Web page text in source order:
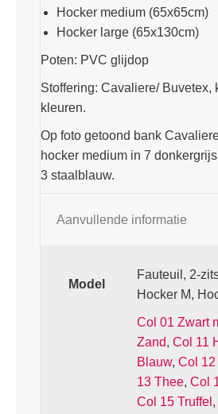
Hocker medium (65x65cm)
Hocker large (65x130cm)
Poten: PVC glijdop
Stoffering: Cavaliere/ Buvetex,
kleuren.
Op foto getoond bank
hocker medium in 7
3 staalblauw.
Aanvullende informatie
Model
Fauteuil, 2-
Hocker M,
Col 01 Zwart
Zand, Col 11
Blauw, Col 12
13 Thee, Col
Col 15 Truffel ,